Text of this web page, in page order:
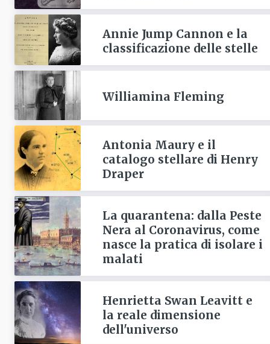
Annie Jump Cannon e la
classificazione delle stelle
Williamina Fleming
Antonia Maury e il
catalogo stellare di Henry
Draper
La quarantena: dalla Peste
Nera al Coronavirus, come
nasce la pratica di isolare i
malati
Henrietta Swan Leavitt e
la reale dimensione
dell'universo